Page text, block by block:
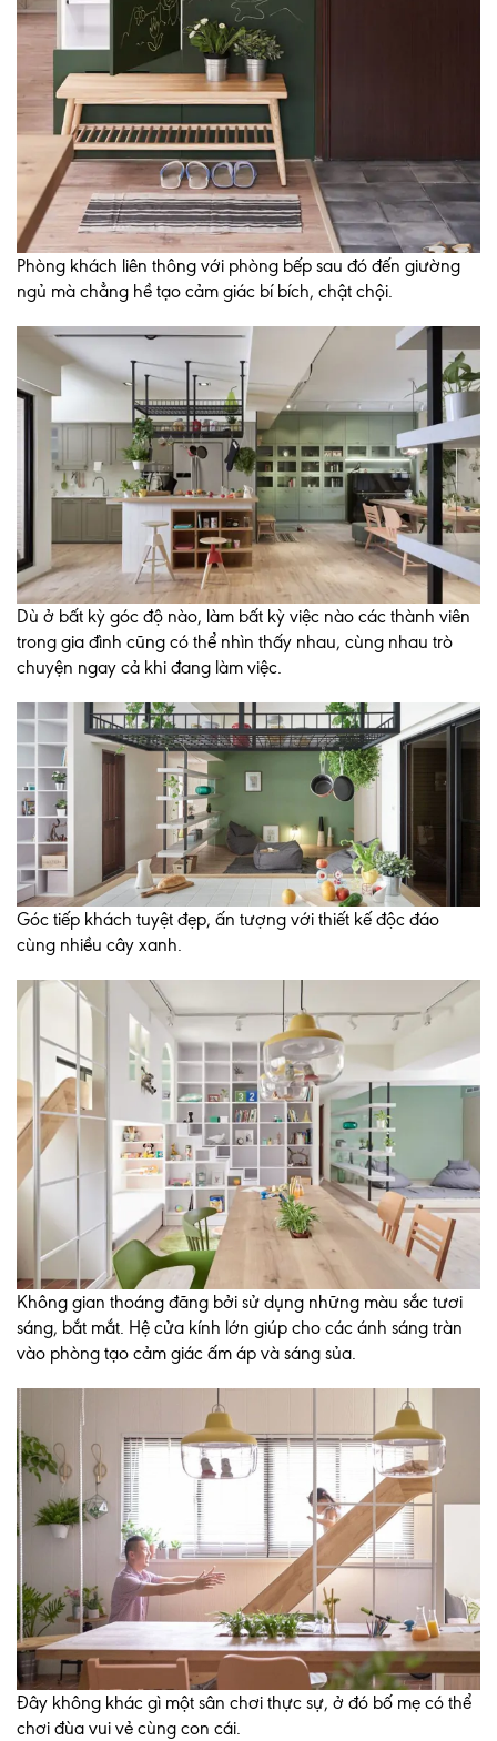
Phòng khách liên thông với phòng bếp sau đó đến giường
ngủ mà chẳng hề tạo cảm giác bí bích, chật chội.
Dù ở bất kỳ góc độ nào, làm bất kỳ việc nào các thành viên
trong gia đình cũng có thể nhìn thấy nhau, cùng nhau trò
chuyện ngay cả khi đang làm việc.
Góc tiếp khách tuyệt đẹp, ấn tượng với thiết kế độc đáo
cùng nhiều cây xanh.
Không gian thoáng đãng bởi sử dụng những màu sắc tươi
sáng, bắt mắt. Hệ cửa kính lớn giúp cho các ánh sáng tràn
vào phòng tạo cảm giác ấm áp và sáng sủa.
Đây không khác gì một sân chơi thực sự, ở đó bố mẹ có thể
chơi đùa vui vẻ cùng con cái.